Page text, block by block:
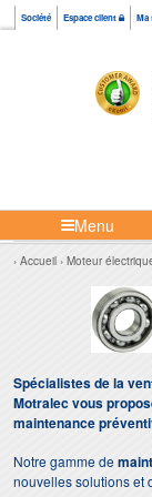
Société Espace client Ma
Menu
Accueil Moteur
Spécialistes de la
Motralec vous
maintenance
Notre gamme de
nouvelles solutions et